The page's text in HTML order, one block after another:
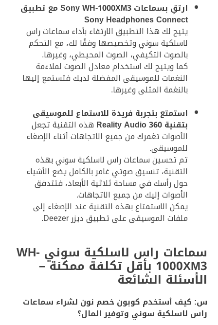
ارتقِ بسماعات Sony WH-1000XM3 مع تطبيق
Sony Headphones Connect
يتيح لك هذا التطبيق الارتقاء بأداء سماعات راس
لاسلكية سوني وتخصيصها وفقًا لك، مع التحكم
بالصوت التكيفي، الصوت المحيطي، وغيرها.
كما ويتيح لك استخدام معادل الصوت لملاءمة
النغمات للموسيقى المفضلة لديك فتستمع إليها
بالنغمة المثلى وغيرها.
استمتع بتجربة فريدة للاستماع للموسيقى
بتقنية 360 Reality Audio هذه التقنية تجعل
الأصوات تغمرك من جميع الاتجاهات أثناء الإصغاء
للموسيقى.
تم تحسين سماعات راس لاسلكية سوني بهذه
التقنية، تنسيق صوتي غامر بالكامل يضع الأشياء
حول رأسك في مساحة ثلاثية الأبعاد، فتتدفق
الأصوات إليك من جميع الاتجاهات.
يمكن الاستمتاع بهذه التقنية عند الإصغاء إلى
ملفات الموسيقى على تطبيق ديزر Deezer.
سماعات راس لاسلكية سوني WH-
1000XM3 بأقل تكلفة ممكنة –
الأسئلة الشائعة
س: كيف أستخدم كوبون خصم نون لشراء سماعات
راس لاسلكية سوني وتوفير المال؟